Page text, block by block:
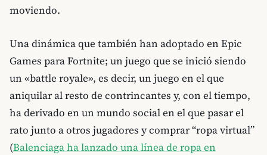
moviendo.
Una dinámica que también han adoptado en Epic
Games para Fortnite; un juego que se inició siendo
un «battle royale», es decir, un juego en el que
aniquilar al resto de contrincantes y, con el tiempo,
ha derivado en un mundo social en el que pasar el
rato junto a otros jugadores y comprar “ropa virtual”
(Balenciaga ha lanzado una línea de ropa en